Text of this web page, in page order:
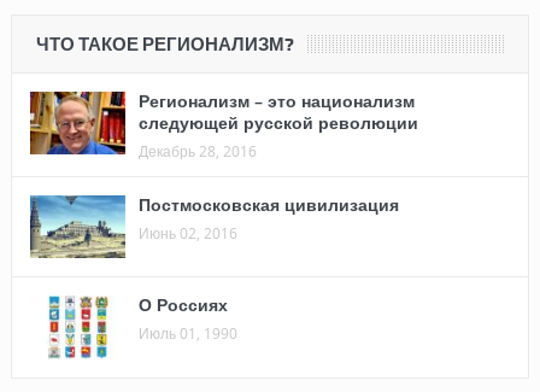
ЧТО ТАКОЕ РЕГИОНАЛИЗМ?
Регионализм – это национализм
следующей русской революции
Декабрь 28, 2016
Постмосковская цивилизация
Июнь 02, 2016
О Россиях
Июль 01, 1990